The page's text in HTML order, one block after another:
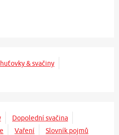
& svačiny
Dopolední svačina
Vaření Slovník pojmů